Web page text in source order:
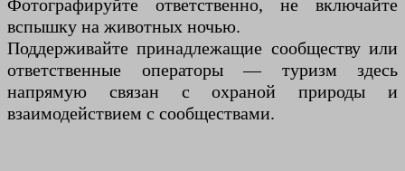
Фотографируйте ответственно, не включайте
вспышку на животных ночью.
Поддерживайте принадлежащие сообществу или
ответственные операторы — туризм здесь
напрямую связан с охраной природы и
взаимодействием с сообществами.